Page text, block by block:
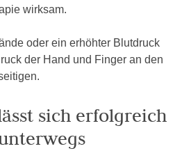
wirksam.
oder ein erhöhter Blutdruck
der Hand und Finger an den
sich erfolgreich